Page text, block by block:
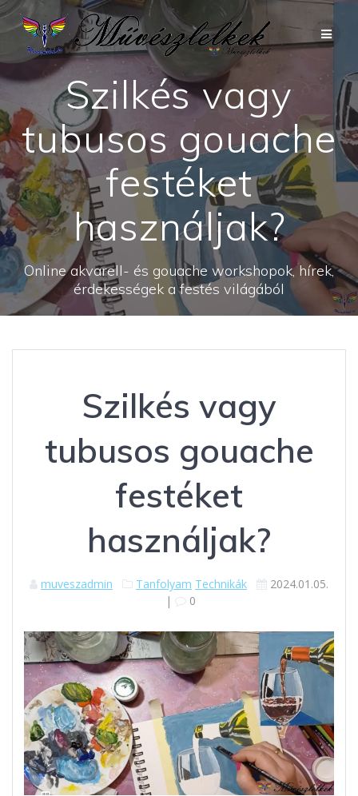
to
content
Szilkés vagy
tubusos gouache
festéket
használjak?
Online akvarell- és gouache workshopok, hírek,
érdekességek a festés világából
Szilkés vagy
tubusos gouache
festéket
használjak?
muveszadmin Tanfolyam Technikák
2024.01.05.
|
0